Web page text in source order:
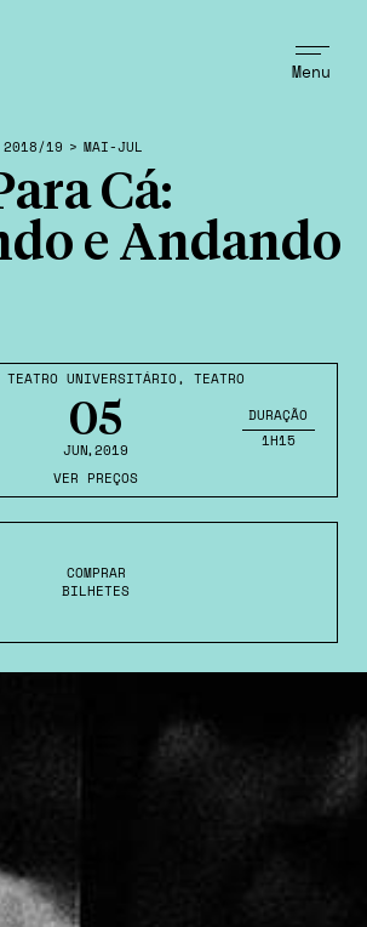
Menu
TEATRO UNIVERSITÁRIO, TEATRO
05
JUN,2019
DURAÇÃO
1H15
VER PREÇOS
COMPRAR
BILHETES
2018/19 > MAI-JUL
Cá:
e Andando